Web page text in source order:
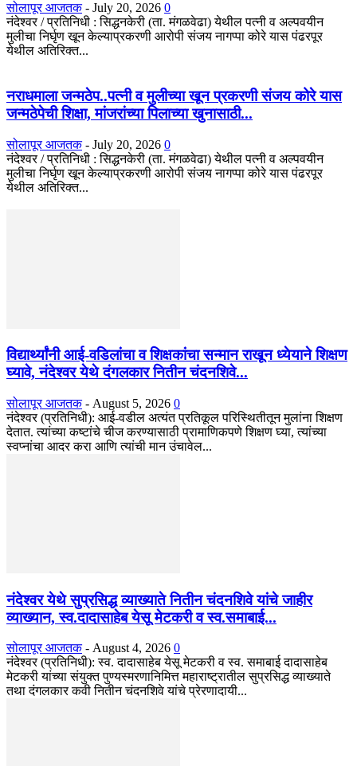
सोलापूर आजतक - July 20, 2026 0
नंदेश्वर / प्रतिनिधी : सिद्धनकेरी (ता. मंगळवेढा) येथील पत्नी व अल्पवयीन
मुलीचा निर्घृण खून केल्याप्रकरणी आरोपी संजय नागप्पा कोरे यास पंढरपूर
येथील अतिरिक्त...
नराधमाला जन्मठेप..पत्नी व मुलीच्या खून प्रकरणी संजय कोरे यास
जन्मठेपेची शिक्षा, मांजरांच्या पिलाच्या खुनासाठी...
सोलापूर आजतक - July 20, 2026 0
नंदेश्वर / प्रतिनिधी : सिद्धनकेरी (ता. मंगळवेढा) येथील पत्नी व अल्पवयीन
मुलीचा निर्घृण खून केल्याप्रकरणी आरोपी संजय नागप्पा कोरे यास पंढरपूर
येथील अतिरिक्त...
विद्यार्थ्यांनी आई-वडिलांचा व शिक्षकांचा सन्मान राखून ध्येयाने शिक्षण
घ्यावे, नंदेश्वर येथे दंगलकार नितीन चंदनशिवे...
सोलापूर आजतक - August 5, 2026 0
नंदेश्वर (प्रतिनिधी): आई-वडील अत्यंत प्रतिकूल परिस्थितीतून मुलांना शिक्षण
देतात. त्यांच्या कष्टांचे चीज करण्यासाठी प्रामाणिकपणे शिक्षण घ्या, त्यांच्या
स्वप्नांचा आदर करा आणि त्यांची मान उंचावेल...
नंदेश्वर येथे सुप्रसिद्ध व्याख्याते नितीन चंदनशिवे यांचे जाहीर
व्याख्यान, स्व.दादासाहेब येसू मेटकरी व स्व.समाबाई...
सोलापूर आजतक - August 4, 2026 0
नंदेश्वर (प्रतिनिधी): स्व. दादासाहेब येसू मेटकरी व स्व. समाबाई दादासाहेब
मेटकरी यांच्या संयुक्त पुण्यस्मरणानिमित्त महाराष्ट्रातील सुप्रसिद्ध व्याख्याते
तथा दंगलकार कवी नितीन चंदनशिवे यांचे प्रेरणादायी...